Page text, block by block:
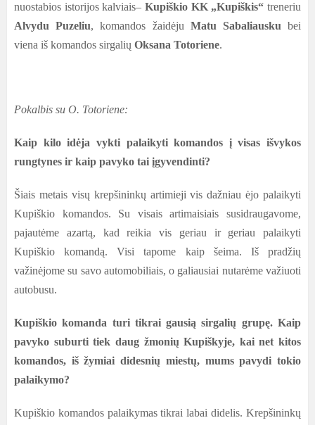
nuostabios istorijos kalviais– Kupiškio KK „Kupiškis“ treneriu
Alvydu Puzeliu, komandos žaidėju Matu Sabaliausku bei
viena iš komandos sirgalių Oksana Totoriene.
Pokalbis su O. Totoriene:
Kaip kilo idėja vykti palaikyti komandos į visas išvykos
rungtynes ir kaip pavyko tai įgyvendinti?
Šiais metais visų krepšininkų artimieji vis dažniau ėjo palaikyti
Kupiškio komandos. Su visais artimaisiais susidraugavome,
pajautėme azartą, kad reikia vis geriau ir geriau palaikyti
Kupiškio komandą. Visi tapome kaip šeima. Iš pradžių
važinėjome su savo automobiliais, o galiausiai nutarėme važiuoti
autobusu.
Kupiškio komanda turi tikrai gausią sirgalių grupę. Kaip
pavyko suburti tiek daug žmonių Kupiškyje, kai net kitos
komandos, iš žymiai didesnių miestų, mums pavydi tokio
palaikymo?
Kupiškio komandos palaikymas tikrai labai didelis. Krepšininkų